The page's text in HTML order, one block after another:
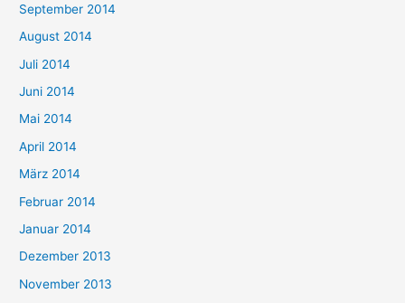
September 2014
August 2014
Juli 2014
Juni 2014
Mai 2014
April 2014
März 2014
Februar 2014
Januar 2014
Dezember 2013
November 2013